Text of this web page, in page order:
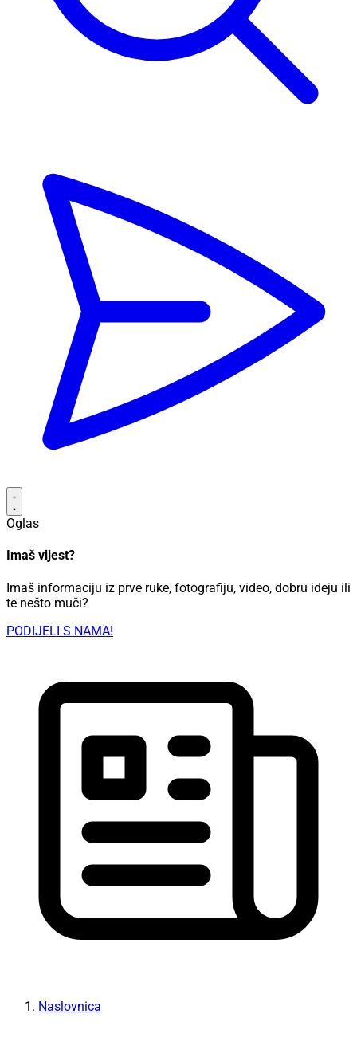
Oglas
Imaš vijest?
Imaš informaciju iz prve ruke, fotografiju, video, dobru ideju ili
te nešto muči?
PODIJELI S NAMA!
Naslovnica